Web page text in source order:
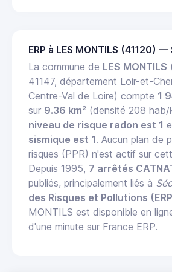
ERP à LES MONTILS (41120)
La commune de LES MONTILS
41147, département Loir-et-
Centre-Val de Loire) compte 1
sur 9.36 km² (densité 208 hab/
niveau de risque radon est 1
sismique est 1. Aucun plan de
risques (PPR) n'est actif sur
Depuis 1995, 7 arrêtés
publiés, principalement liés à
des Risques et Pollutions
MONTILS est disponible en
d'une minute sur France ERP.